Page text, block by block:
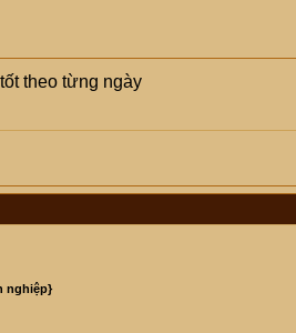
theo từng ngày
nghiệp}